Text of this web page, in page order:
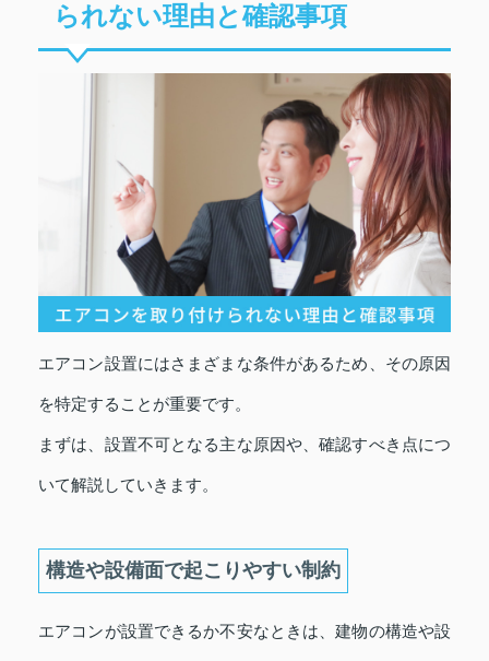
られない理由と確認事項
エアコン設置にはさまざまな条件があるため、その原因
を特定することが重要です。
まずは、設置不可となる主な原因や、確認すべき点につ
いて解説していきます。
構造や設備面で起こりやすい制約
エアコンが設置できるか不安なときは、建物の構造や設